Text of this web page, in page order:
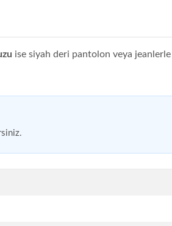
ise siyah deri pantolon veya